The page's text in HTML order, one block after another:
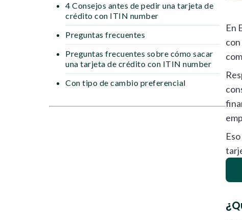
4 Consejos antes de pedir una tarjeta de
crédito con ITIN number
Preguntas frecuentes
Preguntas frecuentes sobre cómo sacar
una tarjeta de crédito con ITIN number
Con tipo de cambio preferencial
En